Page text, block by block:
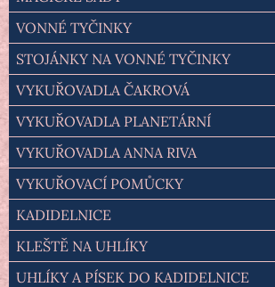
VONNÉ TYČINKY
STOJÁNKY NA VONNÉ TYČINKY
VYKUŘOVADLA ČAKROVÁ
VYKUŘOVADLA PLANETÁRNÍ
VYKUŘOVADLA ANNA RIVA
VYKUŘOVACÍ POMŮCKY
KADIDELNICE
KLEŠTĚ NA UHLÍKY
UHLÍKY A PÍSEK DO KADIDELNICE